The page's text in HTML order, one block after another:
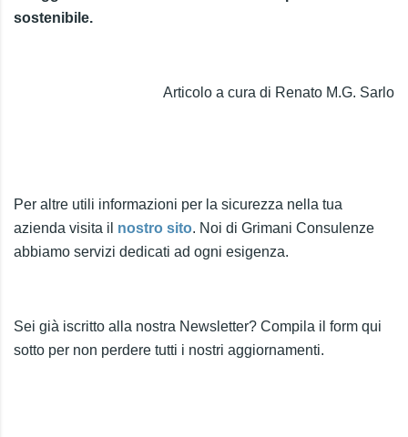
sostenibile.
Articolo a cura di Renato M.G. Sarlo
Per altre utili informazioni per la sicurezza nella tua
azienda visita il nostro sito. Noi di Grimani Consulenze
abbiamo servizi dedicati ad ogni esigenza.
Sei già iscritto alla nostra Newsletter? Compila il form qui
sotto per non perdere tutti i nostri aggiornamenti.